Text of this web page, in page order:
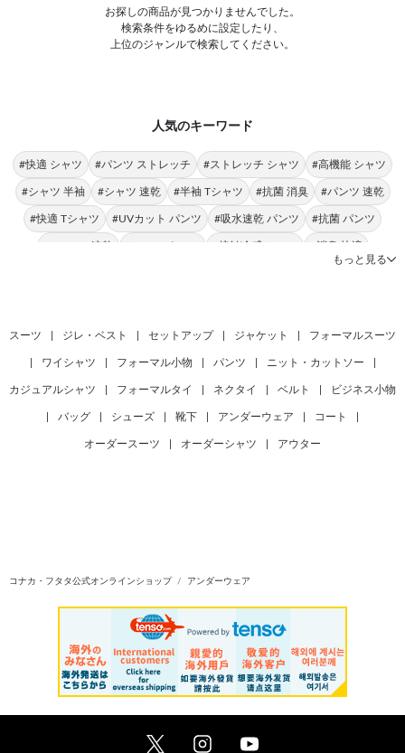
お探しの商品が見つかりませんでした。
検索条件をゆるめに設定したり、
上位のジャンルで検索してください。
人気のキーワード
#快適 シャツ #パンツ ストレッチ #ストレッチ シャツ #高機能 シャツ
#シャツ 半袖 #シャツ 速乾 #半袖 Tシャツ #抗菌 消臭 #パンツ 速乾
#快適 Tシャツ #UVカット パンツ #吸水速乾 パンツ #抗菌 パンツ
#Tシャツ 速乾 #シャツ クール #接触冷感 シャツ #消臭 快適
もっと見る
スーツ ジレ・ベスト セットアップ ジャケット フォーマルスーツ
ワイシャツ フォーマル小物 パンツ ニット・カットソー
カジュアルシャツ フォーマルタイ ネクタイ ベルト ビジネス小物
バッグ シューズ 靴下 アンダーウェア コート
オーダースーツ オーダーシャツ アウター
コナカ・フタタ公式オンラインショップ アンダーウェア